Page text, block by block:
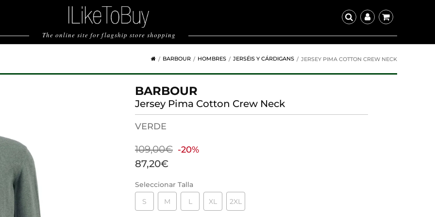
The online site for flagship store shopping
BARBOUR HOMBRES JERSÉIS Y CÁRDIGANS JERSEY PIMA COTTON CREW NECK
BARBOUR
Jersey Pima Cotton Crew Neck
VERDE
109,00€ -20%
87,20€
Seleccionar Talla
S
M L XL 2XL